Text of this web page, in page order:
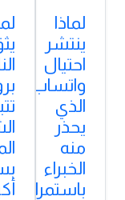
لماذا
ينتشر
احتيال
واتساب
الذي
يحذر
منه
الخبراء
باستمرار؟